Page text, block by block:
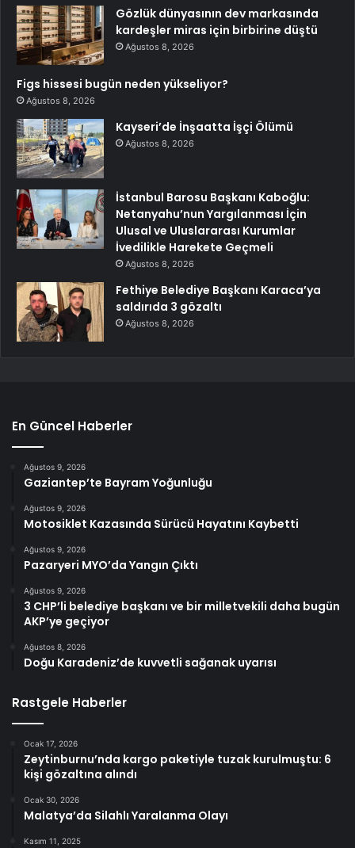
Gözlük dünyasının dev markasında
kardeşler miras için birbirine düştü
Ağustos 8, 2026
Figs hissesi bugün neden yükseliyor?
Ağustos 8, 2026
Kayseri’de İnşaatta İşçi Ölümü
Ağustos 8, 2026
İstanbul Barosu Başkanı Kaboğlu:
Netanyahu’nun Yargılanması İçin
Ulusal ve Uluslararası Kurumlar
İvedilikle Harekete Geçmeli
Ağustos 8, 2026
Fethiye Belediye Başkanı Karaca’ya
saldırıda 3 gözaltı
Ağustos 8, 2026
En Güncel Haberler
Ağustos 9, 2026
Gaziantep’te Bayram Yoğunluğu
Ağustos 9, 2026
Motosiklet Kazasında Sürücü Hayatını Kaybetti
Ağustos 9, 2026
Pazaryeri MYO’da Yangın Çıktı
Ağustos 9, 2026
3 CHP’li belediye başkanı ve bir milletvekili daha bugün
AKP’ye geçiyor
Ağustos 8, 2026
Doğu Karadeniz’de kuvvetli sağanak uyarısı
Rastgele Haberler
Ocak 17, 2026
Zeytinburnu’nda kargo paketiyle tuzak kurulmuştu: 6
kişi gözaltına alındı
Ocak 30, 2026
Malatya’da Silahlı Yaralanma Olayı
Kasım 11, 2025